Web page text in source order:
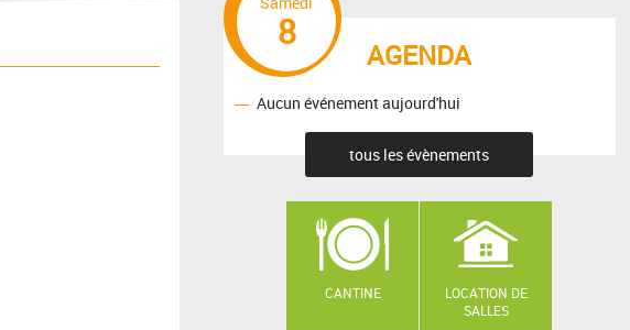
AGENDA
8
Aucun événement aujourd'hui
tous les évènements
CANTINE
LOCATION DE
SALLES